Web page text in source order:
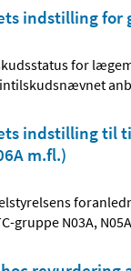
indstilling for
for
indstilling til
m.fl.)
gruppe N03A,